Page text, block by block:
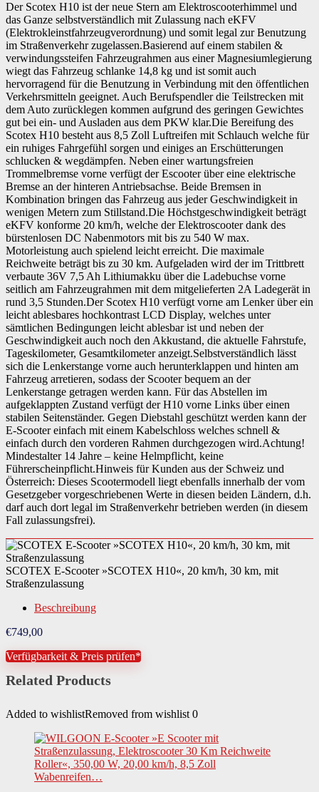
Der Scotex H10 ist der neue Stern am Elektroscooterhimmel und
das Ganze selbstverständlich mit Zulassung nach eKFV
(Elektrokleinstfahrzeugverordnung) und somit legal zur Benutzung
im Straßenverkehr zugelassen.Basierend auf einem stabilen &
verwindungssteifen Fahrzeugrahmen aus einer Magnesiumlegierung
wiegt das Fahrzeug schlanke 14,8 kg und ist somit auch
hervorragend für die Benutzung in Verbindung mit den öffentlichen
Verkehrsmitteln geeignet. Auch Berufspendler die Teilstrecken mit
dem Auto zurücklegen kommen aufgrund des geringen Gewichtes
gut bei ein- und Ausladen aus dem PKW klar.Die Bereifung des
Scotex H10 besteht aus 8,5 Zoll Luftreifen mit Schlauch welche für
ein ruhiges Fahrgefühl sorgen und einiges an Erschütterungen
schlucken & wegdämpfen. Neben einer wartungsfreien
Trommelbremse vorne verfügt der Escooter über eine elektrische
Bremse an der hinteren Antriebsachse. Beide Bremsen in
Kombination bringen das Fahrzeug aus jeder Geschwindigkeit in
wenigen Metern zum Stillstand.Die Höchstgeschwindigkeit beträgt
eKFV konforme 20 km/h, welche der Elektroscooter dank des
bürstenlosen DC Nabenmotors mit bis zu 540 W max.
Motorleistung auch spielend leicht erreicht. Die maximale
Reichweite beträgt bis zu 30 km. Aufgeladen wird der im Trittbrett
verbaute 36V 7,5 Ah Lithiumakku über die Ladebuchse vorne
seitlich am Fahrzeugrahmen mit dem mitgelieferten 2A Ladegerät in
rund 3,5 Stunden.Der Scotex H10 verfügt vorne am Lenker über ein
leicht ablesbares hochkontrast LCD Display, welches unter
sämtlichen Bedingungen leicht ablesbar ist und neben der
Geschwindigkeit auch noch den Akkustand, die aktuelle Fahrstufe,
Tageskilometer, Gesamtkilometer anzeigt.Selbstverständlich lässt
sich die Lenkerstange vorne auch herunterklappen und hinten am
Fahrzeug arretieren, sodass der Scooter bequem an der
Lenkerstange getragen werden kann. Für das Abstellen im
aufgeklappten Zustand verfügt der H10 vorne Links über einen
stabilen Seitenständer. Gegen Diebstahl geschützt werden kann der
E-Scooter einfach mit einem Kabelschloss welches schnell &
einfach durch den vorderen Rahmen durchgezogen wird.Achtung!
Mindestalter 14 Jahre – keine Helmpflicht, keine
Führerscheinpflicht.Hinweis für Kunden aus der Schweiz und
Österreich: Dieses Scootermodell liegt ebenfalls innerhalb der vom
Gesetzgeber vorgeschriebenen Werte in diesen beiden Ländern, d.h.
darf auch dort legal im Straßenverkehr betrieben werden (in diesem
Fall zulassungsfrei).
SCOTEX E-Scooter »SCOTEX H10«, 20 km/h, 30 km, mit
Straßenzulassung
Beschreibung
€749,00
Verfügbarkeit & Preis prüfen*
Related Products
Added to wishlistRemoved from wishlist 0